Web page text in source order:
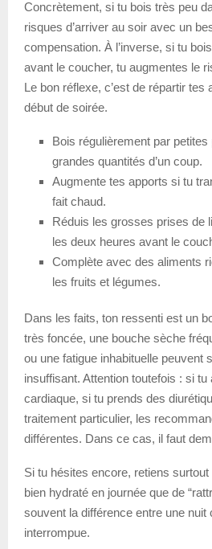
Concrètement, si tu bois très peu
risques d’arriver au soir avec un
compensation. À l’inverse, si tu
avant le coucher, tu augmentes le
Le bon réflexe, c’est de répartir tes
début de soirée.
Bois régulièrement par
grandes quantités d’un coup.
Augmente tes apports si tu
fait chaud.
Réduis les grosses prises de
les deux heures avant le
Complète avec des aliments
les fruits et légumes.
Dans les faits, ton ressenti est un
très foncée, une bouche sèche
ou une fatigue inhabituelle peuvent
insuffisant. Attention toutefois : si
cardiaque, si tu prends des
traitement particulier, les
différentes. Dans ce cas, il faut
Si tu hésites encore, retiens
bien hydraté en journée que de
souvent la différence entre une nuit
interrompue.